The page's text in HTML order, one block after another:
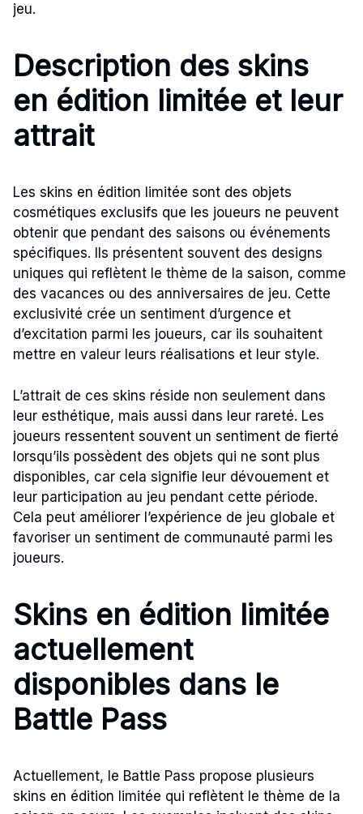
jeu.
Description des skins
en édition limitée et leur
attrait
Les skins en édition limitée sont des objets
cosmétiques exclusifs que les joueurs ne peuvent
obtenir que pendant des saisons ou événements
spécifiques. Ils présentent souvent des designs
uniques qui reflètent le thème de la saison, comme
des vacances ou des anniversaires de jeu. Cette
exclusivité crée un sentiment d’urgence et
d’excitation parmi les joueurs, car ils souhaitent
mettre en valeur leurs réalisations et leur style.
L’attrait de ces skins réside non seulement dans
leur esthétique, mais aussi dans leur rareté. Les
joueurs ressentent souvent un sentiment de fierté
lorsqu’ils possèdent des objets qui ne sont plus
disponibles, car cela signifie leur dévouement et
leur participation au jeu pendant cette période.
Cela peut améliorer l’expérience de jeu globale et
favoriser un sentiment de communauté parmi les
joueurs.
Skins en édition limitée
actuellement
disponibles dans le
Battle Pass
Actuellement, le Battle Pass propose plusieurs
skins en édition limitée qui reflètent le thème de la